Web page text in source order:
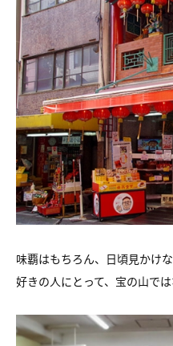
味覇はもちろん、日頃見かけ
好きの人にとって、宝の山では